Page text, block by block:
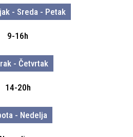
- Sreda - Petak
9-16h
- Četvrtak
14-20h
- Nedelja